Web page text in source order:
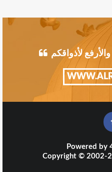
لأذواقكم
Powered by
Copyright © 2002-